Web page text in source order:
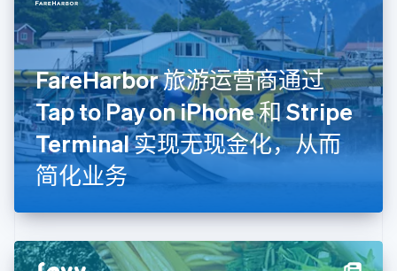
FareHarbor 旅游运营商通过
Tap to Pay on iPhone 和 Stripe
Terminal 实现无现金化，从而
简化业务
DeutschEnglish
法国
FrançaisEnglish
芬兰
English Svenska
荷兰
NederlandsEnglish
加拿大
EnglishFrançais
捷克
克罗地亚
拉脱维亚
English